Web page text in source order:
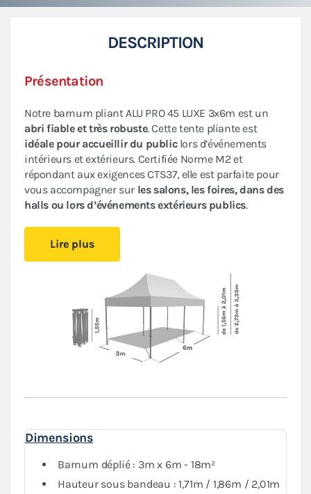
DESCRIPTION
Présentation
Notre barnum pliant ALU PRO 45 LUXE 3x6m est un
abri fiable et très robuste. Cette tente pliante est
idéale pour accueillir du publiclors d’événements
intérieurs et extérieurs. Certifiée Norme M2 et
répondant aux exigences CTS37, elle est parfaite pour
vous accompagner sur les salons, les foires, dans des
halls ou lors d’événements extérieurs publics.
facilement dans votre véhicule. Le
sans outilvous offre un véritable confort de
Installez-vous rapidement où vous le souhaitez et
protégez-vous des aléas de la météo.
Le toit et les murs de ce barnum 3x6m
sont en
polyester avec enduction PVC de 380 g/m². Le toit est
renforcé aux angles et sur les coutures, et la bâche
L'armature hexagonale en aluminium assure solidité
Lepack Fenêtres
deux murs avec porte et deux murs pleins, vous
garantit une protection optimale contre les
Lire plus
Dimensions
Barnum déplié : 3m x 6m - 18m²
Hauteur sous bandeau : 1,71m / 1,86m / 2,01m